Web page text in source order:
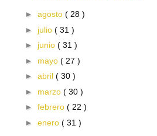
► agosto ( 28 )
► julio ( 31 )
► junio ( 31 )
► mayo ( 27 )
► abril ( 30 )
► marzo ( 30 )
► febrero ( 22 )
► enero ( 31 )